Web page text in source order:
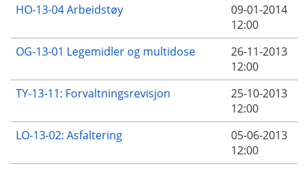
HO-13-04 Arbeidstøy
09-01-2014
12:00
OG-13-01 Legemidler og multidose
26-11-2013
12:00
TY-13-11: Forvaltningsrevisjon
25-10-2013
12:00
LO-13-02: Asfaltering
05-06-2013
12:00